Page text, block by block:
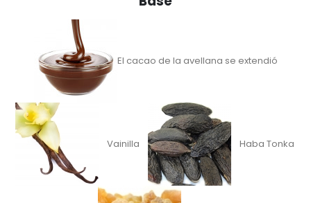
El cacao de la avellana se extendió
Vainilla Haba Tonka